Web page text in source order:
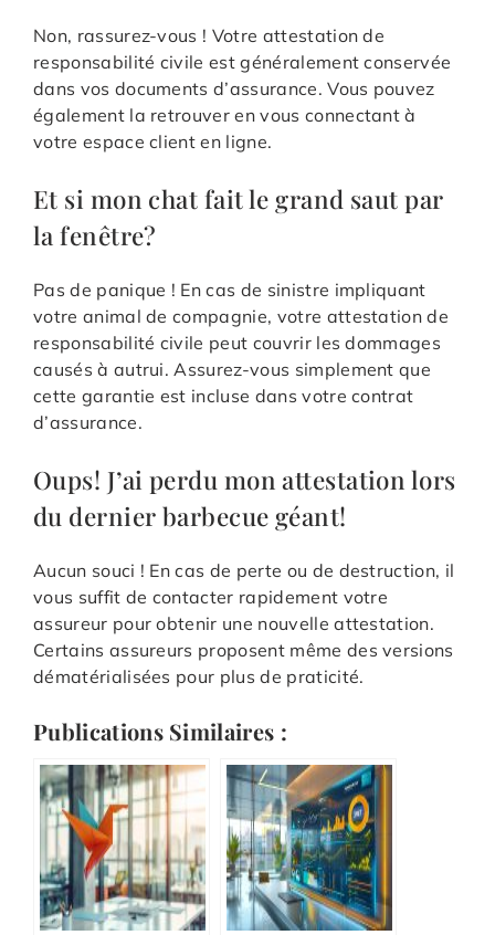
Non, rassurez-vous ! Votre attestation de
responsabilité civile est généralement conservée
dans vos documents d’assurance. Vous pouvez
également la retrouver en vous connectant à
votre espace client en ligne.
Et si mon chat fait le grand saut par
la fenêtre?
Pas de panique ! En cas de sinistre impliquant
votre animal de compagnie, votre attestation de
responsabilité civile peut couvrir les dommages
causés à autrui. Assurez-vous simplement que
cette garantie est incluse dans votre contrat
d’assurance.
Oups! J’ai perdu mon attestation lors
du dernier barbecue géant!
Aucun souci ! En cas de perte ou de destruction, il
vous suffit de contacter rapidement votre
assureur pour obtenir une nouvelle attestation.
Certains assureurs proposent même des versions
dématérialisées pour plus de praticité.
Publications Similaires :